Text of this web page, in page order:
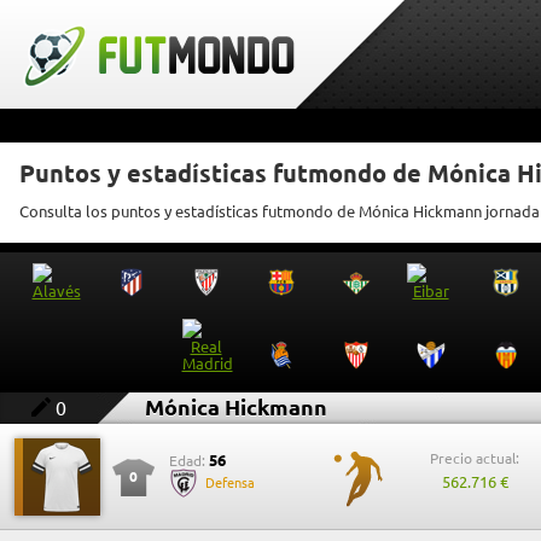
Puntos y estadísticas futmondo de Mónica
Consulta los puntos y estadísticas futmondo de Mónica Hickmann
0 Mónica Hickmann
0
Edad: 56
Defensa
Precio actual:
562.716 €